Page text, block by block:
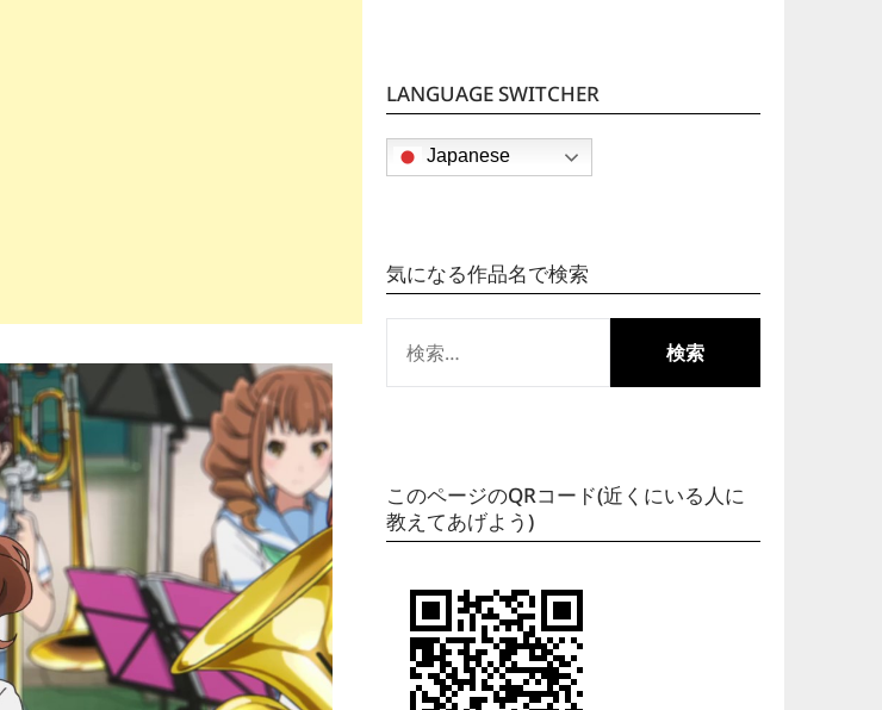
LANGUAGE SWITCHER
Japanese
気になる作品名で検索
索:
このページのQRコード(近くにいる人に
教えてあげよう)